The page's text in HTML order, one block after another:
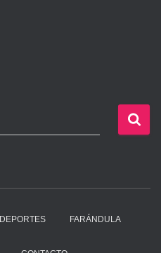
DEPORTES FARÁNDULA